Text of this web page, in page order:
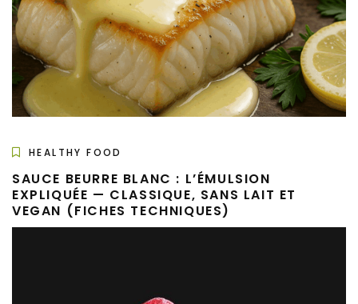
HEALTHY FOOD
SAUCE BEURRE BLANC : L’ÉMULSION
EXPLIQUÉE — CLASSIQUE, SANS LAIT ET
VEGAN (FICHES TECHNIQUES)